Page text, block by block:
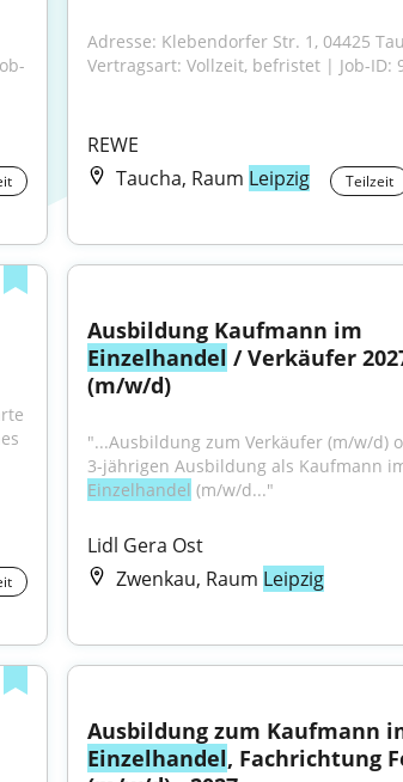
Adresse: Klebendorfer Str. 1, 04425
Vertragsart: Vollzeit, befristet | Job-ID:
REWE
Taucha, Raum Leipzig Teilzeit
Einzelhandel / Verkäufer
(m/w/d)
"...Ausbildung zum Verkäufer (m/w/d)
Einzelhandel (m/w/d..."
Lidl Gera Ost
Zwenkau, Raum Leipzig
Einzelhandel, Fachrichtung